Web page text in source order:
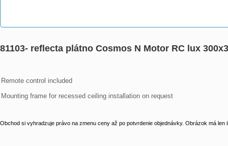
81103- reflecta plátno Cosmos N Motor RC lux
Remote control included
Mounting frame for recessed ceiling installation on request
Obchod si vyhradzuje právo na zmenu ceny až po potvrdenie objednávky. Obrázok má len